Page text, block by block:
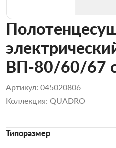
ВП-80/60/67
Артикул: 045020806
Коллекция: QUADRO
Типоразмер